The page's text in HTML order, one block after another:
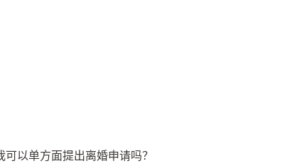
以单方面提出离婚申请吗？